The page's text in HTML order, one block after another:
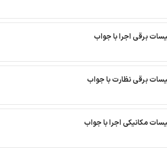
برقی اجرا با جواب
برقی نظارت با جواب
مکانیکی اجرا با جواب